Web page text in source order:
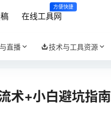
在线工具网
方便快捷
直播 技术与工具资源
术+小白避坑指南